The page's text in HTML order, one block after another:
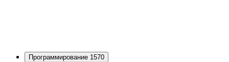
Программирование 1570